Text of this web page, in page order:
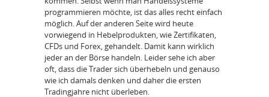
programmieren möchte, ist das alles recht einfach
möglich. Auf der anderen Seite wird heute
vorwiegend in Hebelprodukten, wie Zertifikaten,
CFDs und Forex, gehandelt. Damit kann wirklich
jeder an der Börse handeln. Leider sehe ich aber
oft, dass die Trader sich überhebeln und genauso
wie ich damals denken und daher die ersten
Tradingjahre nicht überleben.